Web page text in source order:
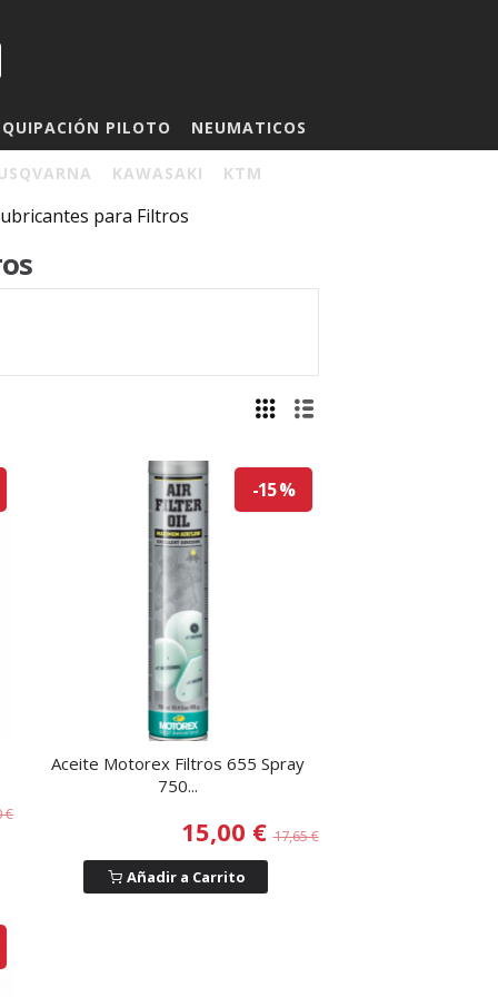
PILOTO NEUMATICOS
KAWASAKI KTM
para Filtros
€
-15 %
Aceite Motorex Filtros 655 Spray
750...
15,00 €17,65 €
Añadir a Carrito